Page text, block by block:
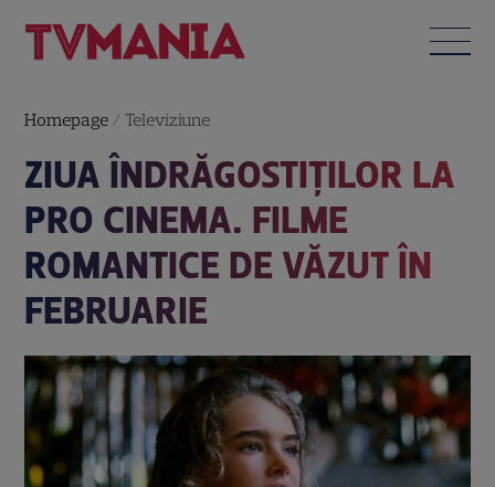
Homepage / Televiziune
ZIUA ÎNDRĂGOSTIȚILOR LA
PRO CINEMA. FILME
ROMANTICE DE VĂZUT ÎN
FEBRUARIE